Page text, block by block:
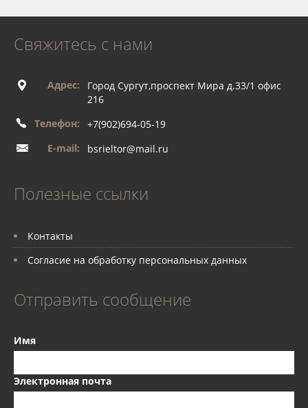
Свяжитесь с нами
Адрес:
Город Сургут,проспект Мира д.33/1 офис
216
Телефон:
+7(902)694-05-19
E-mail:
bsrieltor@mail.ru
Полезные ссылки
Контакты
Согласие на обработку персональных данных
Отправить сообщение
Имя
Электронная почта